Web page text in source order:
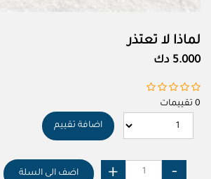
لماذا لا تعتذر
5.000 دك
0 تقييمات
اضافة تقييم
اضف الى السلة